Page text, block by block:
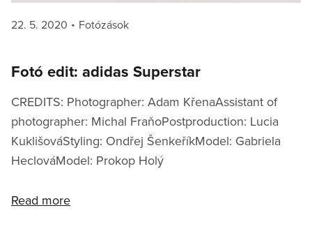
Posted
22. 5. 2020 Categories
Fotózások
Fotó edit: adidas Superstar
CREDITS: Photographer: Adam KřenaAssistant of
photographer: Michal FraňoPostproduction: Lucia
KuklišováStyling: Ondřej ŠenkeříkModel: Gabriela
HeclováModel: Prokop Holý
Read more